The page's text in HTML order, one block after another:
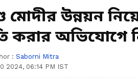
মোদীর উন্নয়ন
করার অভিযোগে
: Saborni Mitra
2024, 06:14 PM IST